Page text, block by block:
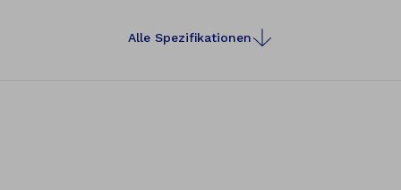
Alle Spezifikationen